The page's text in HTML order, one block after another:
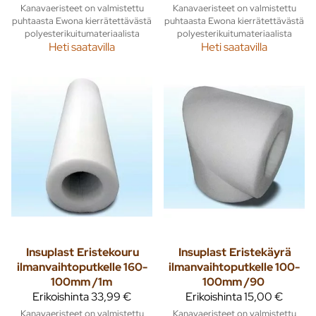
Kanavaeristeet on valmistettu
puhtaasta Ewona kierrätettävästä
polyesterikuitumateriaalista
Heti saatavilla
Kanavaeristeet on valmistettu
puhtaasta Ewona kierrätettävästä
polyesterikuitumateriaalista
Heti saatavilla
Insuplast Eristekouru
ilmanvaihtoputkelle 160-
100mm /1m
Erikoishinta33,99 €
Kanavaeristeet on valmistettu
Insuplast Eristekäyrä
ilmanvaihtoputkelle 100-
100mm /90
Erikoishinta15,00 €
Kanavaeristeet on valmistettu